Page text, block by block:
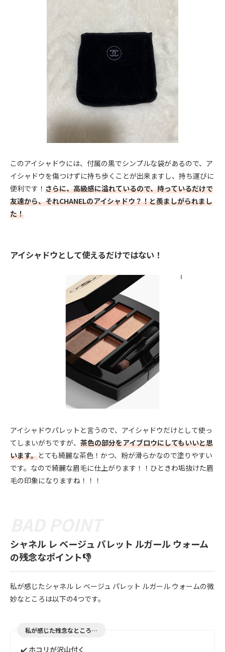
このアイシャドウには、付属の黒でシンプルな袋があるので、ア
イシャドウを傷つけずに持ち歩くことが出来ますし、持ち運びに
便利です！ さらに、高級感に溢れているので、持っているだけで
友達から、それCHANELのアイシャドウ？！と羨ましがられまし
た！
アイシャドウとして使えるだけではない！
アイシャドウパレットと言うので、アイシャドウだけとして使っ
てしまいがちですが、 茶色の部分をアイブロウにしてもいいと思
います。とても綺麗な茶色！かつ、粉が滑らかなので塗りやすい
です。なので綺麗な眉毛に仕上がります！！ひときわ垢抜けた眉
毛の印象になりますね！！！
シャネル レ ベージュ パレット ルガール ウォーム
の残念なポイント👎
私が感じたシャネル レ ベージュ パレット ルガール ウォームの微
妙なところは以下の4つです。
私が感じた残念なところ…
✔️ ホコリが沢山付く